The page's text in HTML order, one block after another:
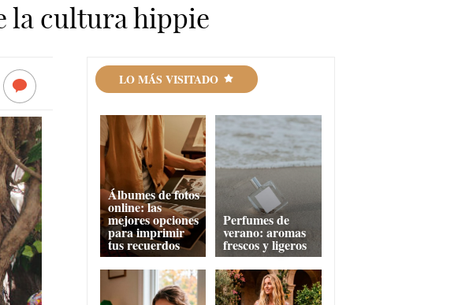
la cultura hippie
LO MÁS VISITADO
Álbumes de fotos
online: las
mejores opciones
para imprimir
tus recuerdos
Perfumes de
verano: aromas
frescos y ligeros